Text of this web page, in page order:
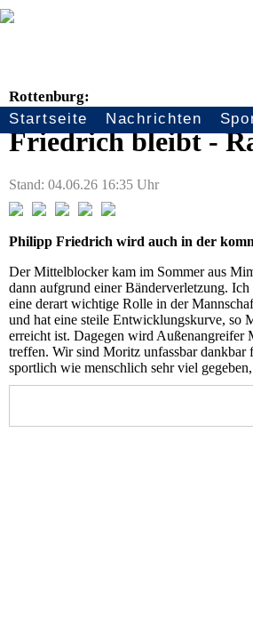
Seitennavigation
Startseite Nachrichten
Rottenburg:
Friedrich bleibt -
Stand: 04.06.26 16:35 Uhr
Philipp Friedrich wird auch in der
Der Mittelblocker kam im Sommer aus
dann aufgrund einer Bänderverletzung.
eine derart wichtige Rolle in der
und hat eine steile Entwicklungskurve, so
erreicht ist. Dagegen wird Außenangreifer
treffen. Wir sind Moritz unfassbar dankbar
sportlich wie menschlich sehr viel